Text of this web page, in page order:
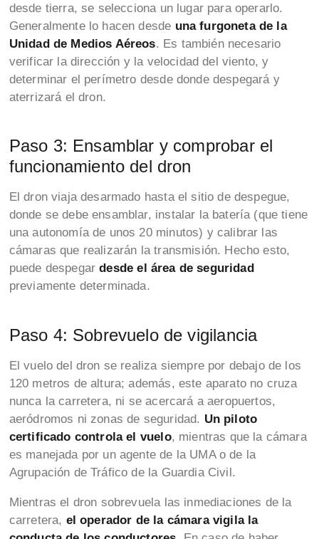
desde tierra, se selecciona un lugar para operarlo.
Generalmente lo hacen desde una furgoneta de la
Unidad de Medios Aéreos. Es también necesario
verificar la dirección y la velocidad del viento, y
determinar el perímetro desde donde despegará y
aterrizará el dron.
Paso 3: Ensamblar y comprobar el
funcionamiento del dron
El dron viaja desarmado hasta el sitio de despegue,
donde se debe ensamblar, instalar la batería (que tiene
una autonomía de unos 20 minutos) y calibrar las
cámaras que realizarán la transmisión. Hecho esto,
puede despegardesde el área de seguridad
previamente determinada.
Paso 4: Sobrevuelo de vigilancia
El vuelo del dron se realiza siempre por debajo de los
120 metros de altura; además, este aparato no cruza
nunca la carretera, ni se acercará a aeropuertos,
aeródromos ni zonas de seguridad. Un piloto
certificado controla el vuelo, mientras que la cámara
es manejada por un agente de la UMA o de la
Agrupación de Tráfico de la Guardia Civil.
Mientras el dron sobrevuela las inmediaciones de la
carretera, el operador de la cámara vigila la